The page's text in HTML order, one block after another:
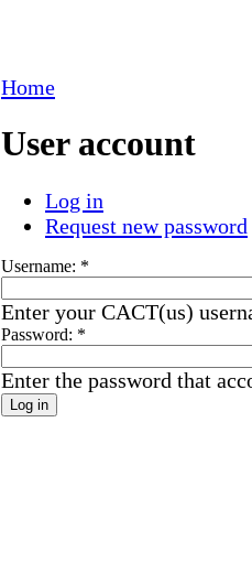
Home
User account
Log in
Request new password
Username: *
Enter your CACT(us)
Password: *
Enter the password that